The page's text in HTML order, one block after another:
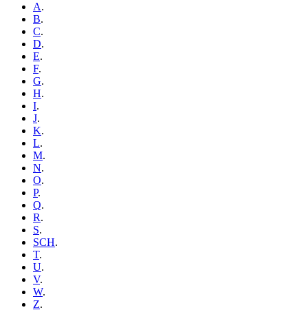
A.
B.
C.
D.
E.
F.
G.
H.
I.
J.
K.
L.
M.
N.
O.
P.
Q.
R.
S.
SCH.
T.
U.
V.
W.
Z.